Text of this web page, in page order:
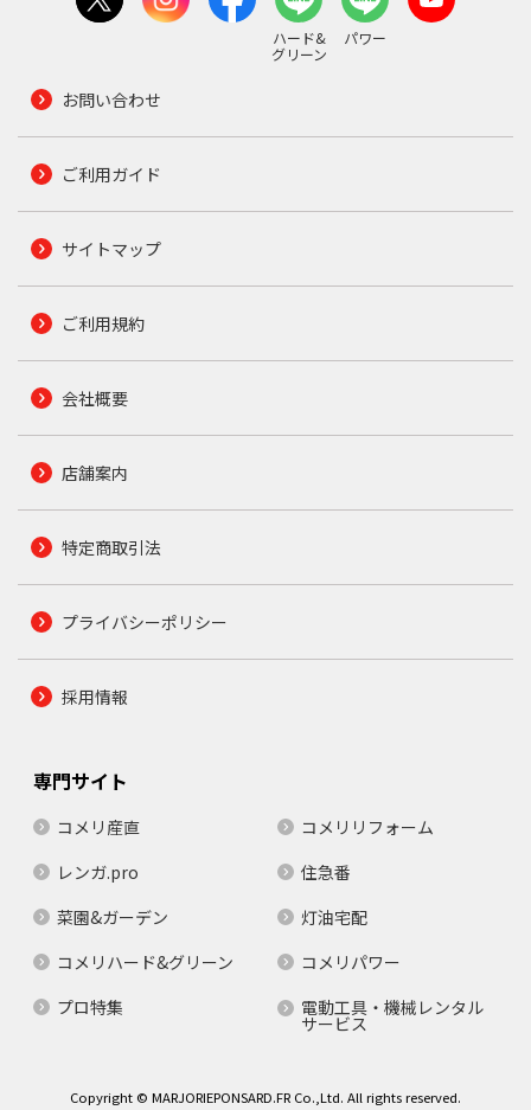
ハード&
グリーン
パワー
お問い合わせ
ご利用ガイド
サイトマップ
ご利用規約
会社概要
店舗案内
特定商取引法
プライバシーポリシー
採用情報
専門サイト
コメリ産直
コメリリフォーム
レンガ.pro
住急番
菜園&ガーデン
灯油宅配
コメリハード&グリーン
コメリパワー
プロ特集
電動工具・機械レンタル
サービス
Copyright © MARJORIEPONSARD.FR Co.,Ltd. All rights reserved.